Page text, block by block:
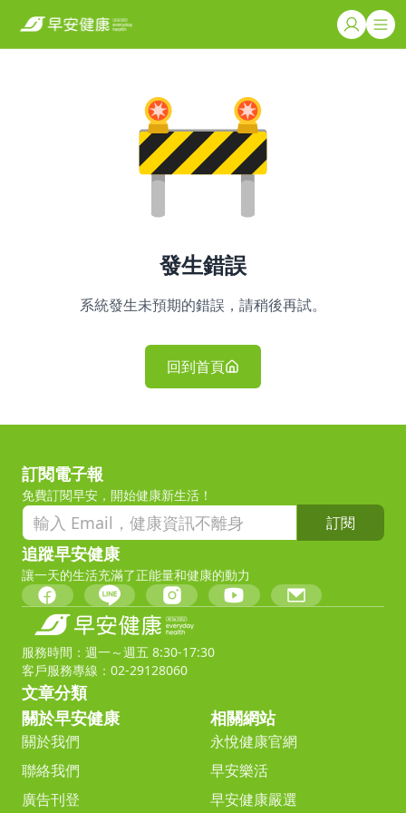
發生錯誤
系統發生未預期的錯誤，請稍後再試。
回到首頁
訂閱電子報
免費訂閱早安，開始健康新生活！
訂閱
追蹤早安健康
讓一天的生活充滿了正能量和健康的動力
服務時間：週一～週五 8:30-17:30
客戶服務專線：02-29128060
文章分類
關於早安健康
關於我們
聯絡我們
廣告刊登
相關網站
永悅健康官網
早安樂活
早安健康嚴選